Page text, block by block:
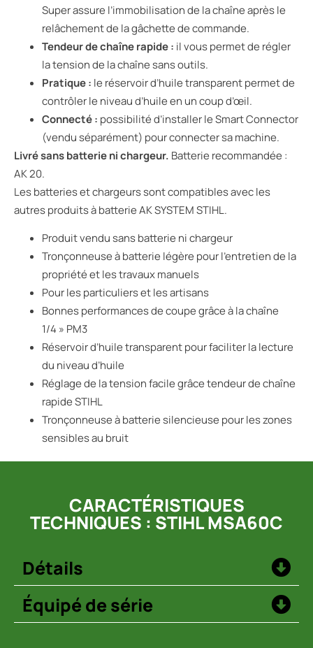
Super assure l’immobilisation de la chaîne après le
relâchement de la gâchette de commande.
Tendeur de chaîne rapide : il vous permet de régler
la tension de la chaîne sans outils.
Pratique : le réservoir d’huile transparent permet de
contrôler le niveau d’huile en un coup d’œil.
Connecté : possibilité d’installer le Smart Connector
(vendu séparément) pour connecter sa machine.
Livré sans batterie ni chargeur. Batterie recommandée :
AK 20.
Les batteries et chargeurs sont compatibles avec les
autres produits à batterie AK SYSTEM STIHL.
Produit vendu sans batterie ni chargeur
Tronçonneuse à batterie légère pour l’entretien de la
propriété et les travaux manuels
Pour les particuliers et les artisans
Bonnes performances de coupe grâce à la chaîne
1/4 » PM3
Réservoir d’huile transparent pour faciliter la lecture
du niveau d’huile
Réglage de la tension facile grâce tendeur de chaîne
rapide STIHL
Tronçonneuse à batterie silencieuse pour les zones
sensibles au bruit
CARACTÉRISTIQUES
TECHNIQUES : STIHL MSA60C
Détails
Équipé de série